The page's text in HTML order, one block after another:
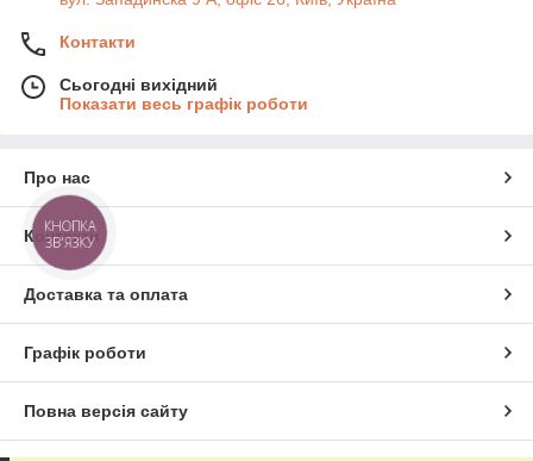
Контакти
Сьогодні вихідний
Показати весь графік роботи
Про нас
Контакти
Доставка та оплата
Графік роботи
Повна версія сайту
КНОПКА
ЗВ'ЯЗКУ